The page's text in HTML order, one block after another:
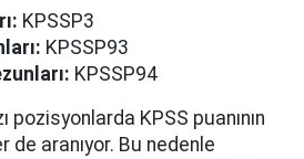
KPSSP3
KPSSP93
KPSSP94
pozisyonlarda KPSS puanının
de aranıyor. Bu nedenle